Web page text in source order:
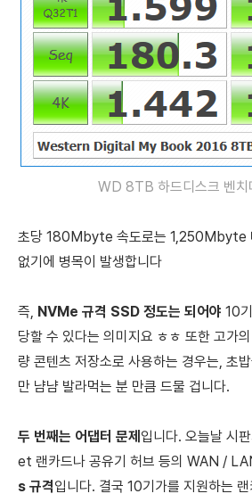
WD 8TB 하드디스크 벤치
초당 180Mbyte 속도로는 1,250Mbyte
없기에 병목이 발생합니다
즉, NVMe 규격 SSD 정도는 되어야 10
당할 수 있다는 의미지요 ㅎㅎ 또한 고가
량 콘텐츠 저장소로 사용하는 경우는, 초
만 냠냠 발라먹는 분 만큼 드물 겁니다.
두 번째는 어댑터 문제 입니다. 오늘날 시
et 랜카드나 공유기 허브 등의 WAN /
s 규격입니다. 결국 10기가를 지원하는